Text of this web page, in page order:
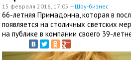
15 февраля 2016, 17:05 —Шоу-бизнес
66-летняя Примадонна, которая в
появляется на столичных светских
на публике в компании своего 39-